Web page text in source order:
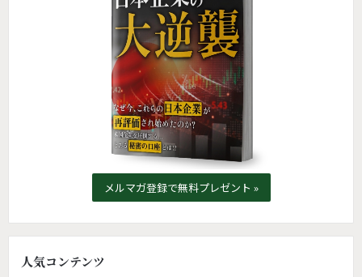
メルマガ登録で無料プレゼント »
人気コンテンツ